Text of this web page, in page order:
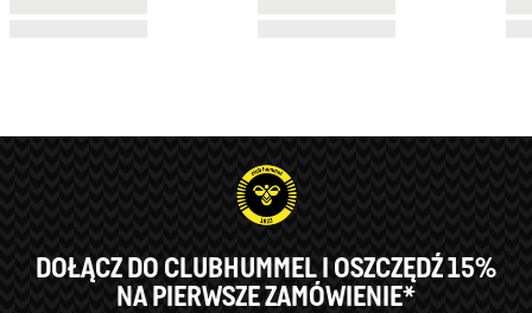
DOŁĄCZ DO CLUBHUMMEL I OSZCZĘDŹ 15%
NA PIERWSZE ZAMÓWIENIE*